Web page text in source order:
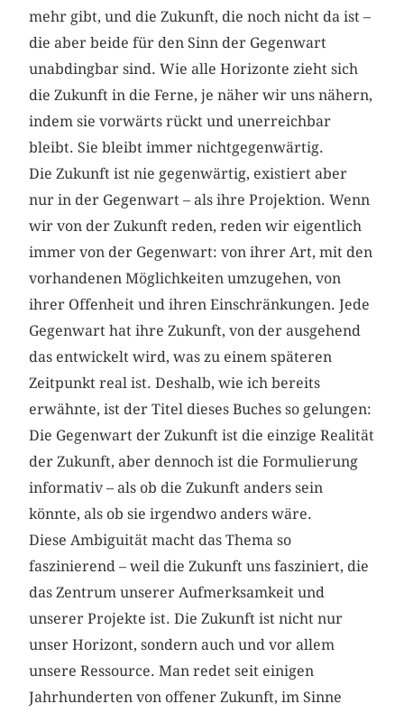
mehr gibt, und die Zukunft, die noch nicht da ist –
die aber beide für den Sinn der Gegenwart
unabdingbar sind. Wie alle Horizonte zieht sich
die Zukunft in die Ferne, je näher wir uns nähern,
indem sie vorwärts rückt und unerreichbar
bleibt. Sie bleibt immer nichtgegenwärtig.
Die Zukunft ist nie gegenwärtig, existiert aber
nur in der Gegenwart – als ihre Projektion. Wenn
wir von der Zukunft reden, reden wir eigentlich
immer von der Gegenwart: von ihrer Art, mit den
vorhandenen Möglichkeiten umzugehen, von
ihrer Offenheit und ihren Einschränkungen. Jede
Gegenwart hat ihre Zukunft, von der ausgehend
das entwickelt wird, was zu einem späteren
Zeitpunkt real ist. Deshalb, wie ich bereits
erwähnte, ist der Titel dieses Buches so gelungen:
Die Gegenwart der Zukunft ist die einzige Realität
der Zukunft, aber dennoch ist die Formulierung
informativ – als ob die Zukunft anders sein
könnte, als ob sie irgendwo anders wäre.
Diese Ambiguität macht das Thema so
faszinierend – weil die Zukunft uns fasziniert, die
das Zentrum unserer Aufmerksamkeit und
unserer Projekte ist. Die Zukunft ist nicht nur
unser Horizont, sondern auch und vor allem
unsere Ressource. Man redet seit einigen
Jahrhunderten von offener Zukunft, im Sinne